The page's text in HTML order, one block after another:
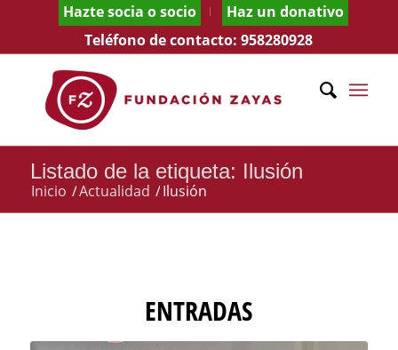
Hazte socia o socio
Haz un donativo
Teléfono de contacto:958280928
Listado de la etiqueta: Ilusión
Inicio /Actualidad /Ilusión
ENTRADAS